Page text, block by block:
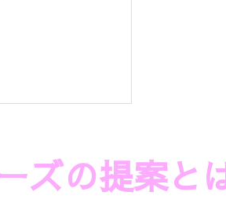
晴らしさ
ズの提案と